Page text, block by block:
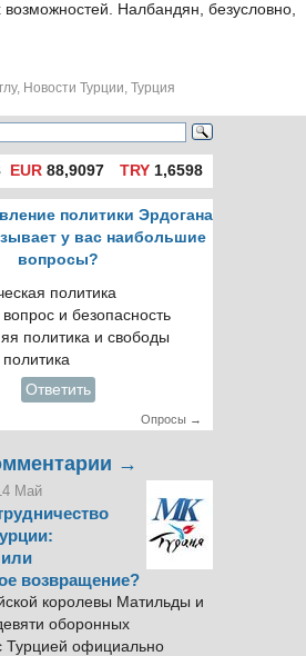
Налбандян, безусловно,
, Новости Турции, Турция
EUR 88,9097 TRY1,6598
политики Эрдогана
у вас наибольшие
вопросы?
политика
вопрос и безопасность
политика и свободы
Ответить
Опросы →
→
Май
или
возвращение?
королевы Матильды и
оборонных
Турцией официально